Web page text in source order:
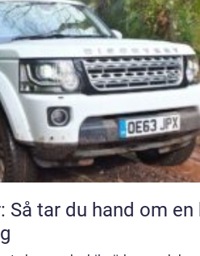
Så tar du hand om en